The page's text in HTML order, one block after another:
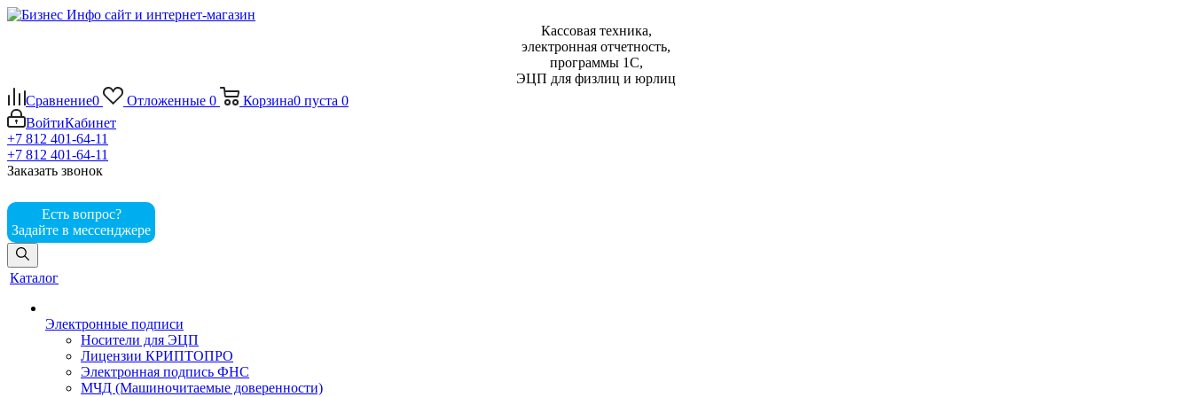
Кассовая техника,
электронная отчетность,
программы 1С,
ЭЦП для физлиц и юрлиц
Сравнение0 Отложенные 0 Корзина0 пуста 0
ВойтиКабинет
+7 812 401-64-11
+7 812 401-64-11
Заказать звонок
Есть вопрос?
Задайте в мессенджере
Каталог
Электронные подписи
Носители для ЭЦП
Лицензии КРИПТОПРО
Электронная подпись ФНС
МЧД (Машиночитаемые доверенности)